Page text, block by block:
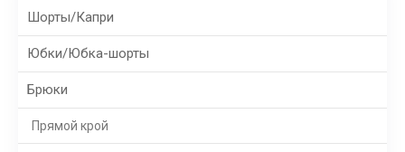
Шорты/Капри
Юбки/Юбка-шорты
Брюки
Прямой крой